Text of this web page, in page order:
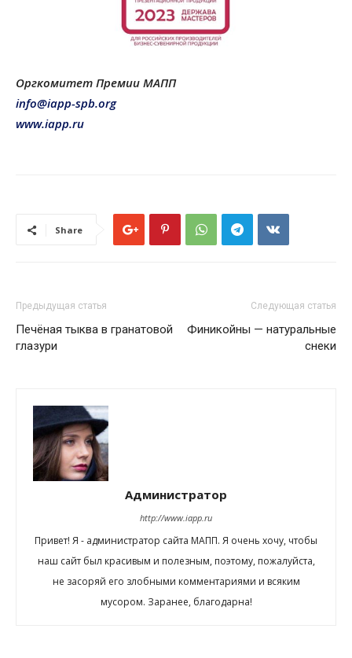
Оргкомитет Премии МАПП
info@iapp-spb.org
www.iapp.ru
Share
Предыдущая статья
Печёная тыква в гранатовой
глазури
Следующая статья
Финикойны — натуральные
снеки
Администратор
http://www.iapp.ru
Привет! Я - администратор сайта МАПП. Я очень хочу, чтобы
наш сайт был красивым и полезным, поэтому, пожалуйста,
не засоряй его злобными комментариями и всяким
мусором. Заранее, благодарна!